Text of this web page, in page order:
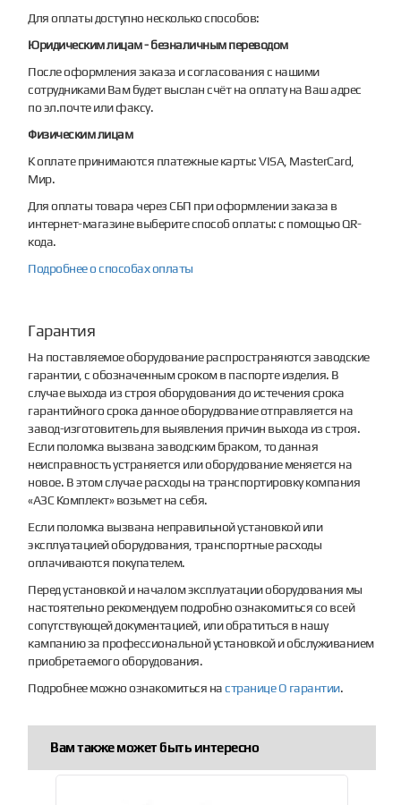
Для оплаты доступно несколько способов:
Юридическим лицам - безналичным переводом
После оформления заказа и согласования с нашими
сотрудниками Вам будет выслан счёт на оплату на Ваш адрес
по эл.почте или факсу.
Физическим лицам
К оплате принимаются платежные карты: VISA, MasterCard,
Мир.
Для оплаты товара через СБП при оформлении заказа в
интернет-магазине выберите способ оплаты: с помощью QR-
кода.
Подробнее о способах оплаты
Гарантия
На поставляемое оборудование распространяются заводские
гарантии, с обозначенным сроком в паспорте изделия. В
случае выхода из строя оборудования до истечения срока
гарантийного срока данное оборудование отправляется на
завод-изготовитель для выявления причин выхода из строя.
Если поломка вызвана заводским браком, то данная
неисправность устраняется или оборудование меняется на
новое. В этом случае расходы на транспортировку компания
«АЗС Комплект» возьмет на себя.
Если поломка вызвана неправильной установкой или
эксплуатацией оборудования, транспортные расходы
оплачиваются покупателем.
Перед установкой и началом эксплуатации оборудования мы
настоятельно рекомендуем подробно ознакомиться со всей
сопутствующей документацией, или обратиться в нашу
кампанию за профессиональной установкой и обслуживанием
приобретаемого оборудования.
Подробнее можно ознакомиться настранице О гарантии.
Вам также может быть интересно